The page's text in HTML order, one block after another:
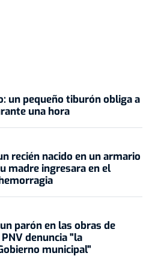
un pequeño tiburón obliga a
una hora
recién nacido en un armario
madre ingresara en el
parón en las obras de
denuncia "la
municipal"